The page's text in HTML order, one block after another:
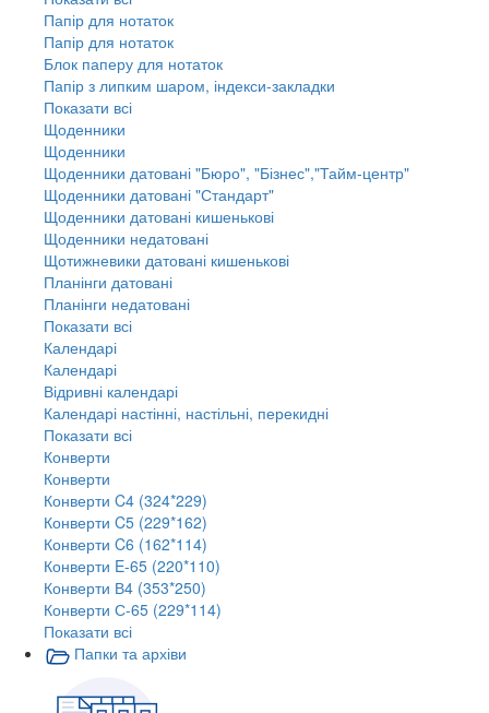
Папір для нотаток
Папір для нотаток
Блок паперу для нотаток
Папір з липким шаром, індекси-закладки
Показати всі
Щоденники
Щоденники
Щоденники датовані "Бюро", "Бізнес","Тайм-центр"
Щоденники датовані "Стандарт"
Щоденники датовані кишенькові
Щоденники недатовані
Щотижневики датовані кишенькові
Планінги датовані
Планінги недатовані
Показати всі
Календарі
Календарі
Відривні календарі
Календарі настінні, настільні, перекидні
Показати всі
Конверти
Конверти
Конверти C4 (324*229)
Конверти C5 (229*162)
Конверти C6 (162*114)
Конверти E-65 (220*110)
Конверти В4 (353*250)
Конверти С-65 (229*114)
Показати всі
Папки та архіви